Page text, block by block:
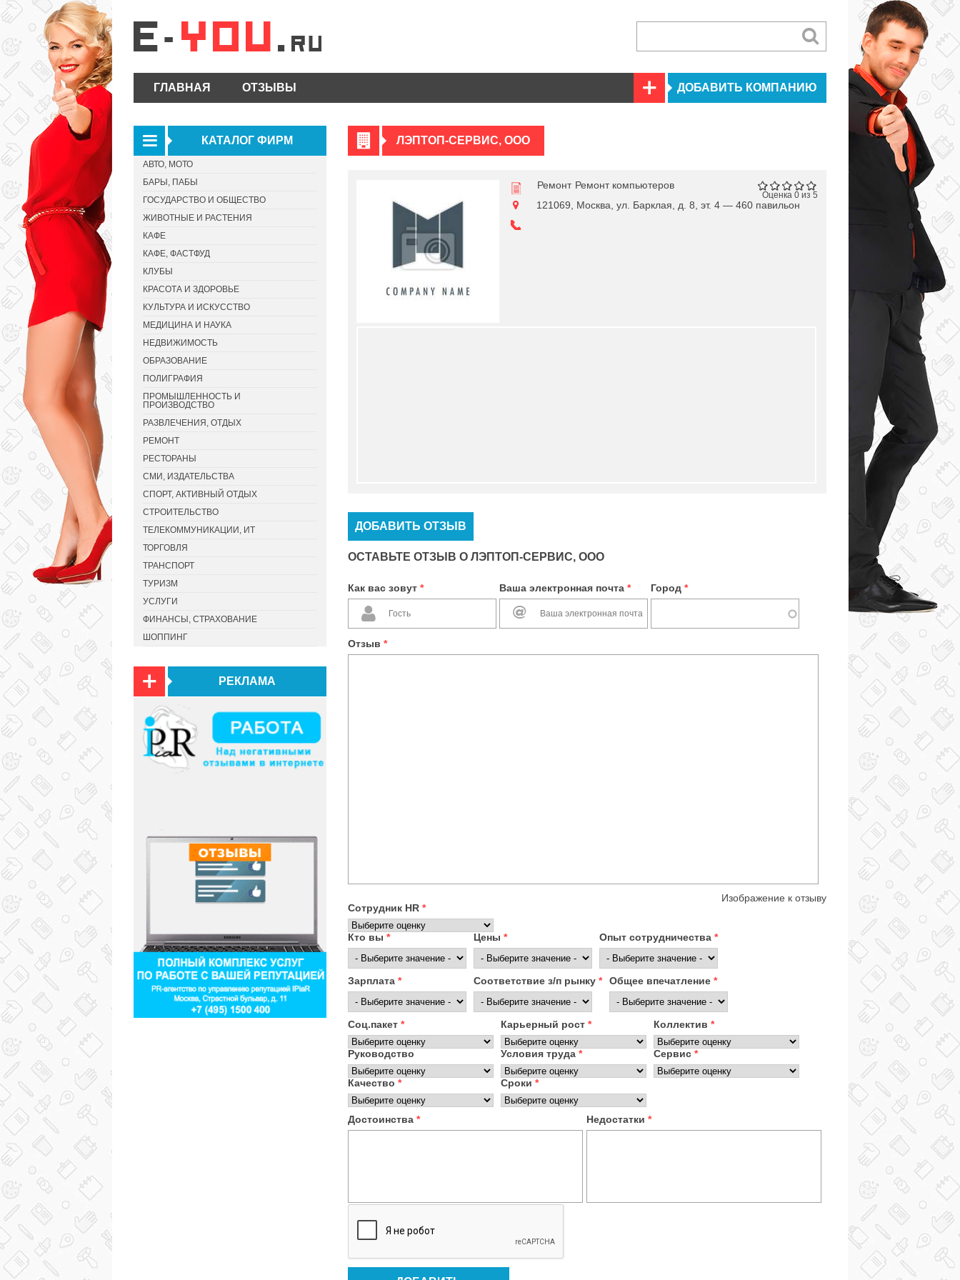
ГЛАВНАЯ ОТЗЫВЫ ДОБАВИТЬ КОМПАНИЮ
ЛЭПТОП-СЕРВИС, ООО
Оценка 0 из 5
Ремонт Ремонт компьютеров
121069, Москва, ул. Барклая, д. 8, эт. 4 — 460 павильон
ДОБАВИТЬ ОТЗЫВ
ОСТАВЬТЕ ОТЗЫВ О ЛЭПТОП-СЕРВИС, ООО
Как вас зовут * Ваша электронная почта * Город *
Отзыв *
Изображение к отзыву
Сотрудник HR *
Кто вы * Цены * Опыт сотрудничества *
Зарплата * Соответствие з/п рынку * Общее впечатление *
Соц.пакет * Карьерный рост * Коллектив *
Руководство Условия труда * Сервис *
Качество * Сроки *
Достоинства * Недостатки *
КАТАЛОГ ФИРМ
АВТО, МОТО
БАРЫ, ПАБЫ
ГОСУДАРСТВО И ОБЩЕСТВО
ЖИВОТНЫЕ И РАСТЕНИЯ
КАФЕ
КАФЕ, ФАСТФУД
КЛУБЫ
КРАСОТА И ЗДОРОВЬЕ
КУЛЬТУРА И ИСКУССТВО
МЕДИЦИНА И НАУКА
НЕДВИЖИМОСТЬ
ОБРАЗОВАНИЕ
ПОЛИГРАФИЯ
ПРОМЫШЛЕННОСТЬ И
ПРОИЗВОДСТВО
РАЗВЛЕЧЕНИЯ, ОТДЫХ
РЕМОНТ
РЕСТОРАНЫ
СМИ, ИЗДАТЕЛЬСТВА
СПОРТ, АКТИВНЫЙ ОТДЫХ
СТРОИТЕЛЬСТВО
ТЕЛЕКОММУНИКАЦИИ, ИТ
ТОРГОВЛЯ
ТРАНСПОРТ
ТУРИЗМ
УСЛУГИ
ФИНАНСЫ, СТРАХОВАНИЕ
ШОППИНГ
РЕКЛАМА